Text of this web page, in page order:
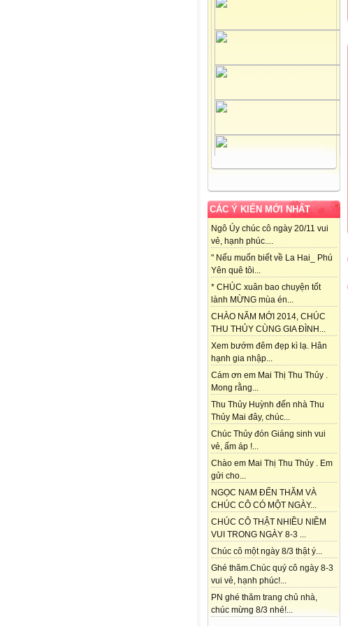
CÁC Ý KIẾN MỚI NHẤT
Ngô Úy chúc cô ngày 20/11 vui
vẻ, hạnh phúc....
" Nếu muốn biết về La Hai_ Phú
Yên quê tôi...
* CHÚC xuân bao chuyện tốt
lành MỪNG mùa én...
CHÀO NĂM MỚI 2014, CHÚC
THU THỦY CÙNG GIA ĐÌNH...
Xem bướm đêm đẹp kì lạ. Hân
hạnh gia nhập...
Cám ơn em Mai Thị Thu Thủy .
Mong rằng...
Thu Thủy Huỳnh đến nhà Thu
Thủy Mai đây, chúc...
Chúc Thủy đón Giáng sinh vui
vẻ, ấm áp !...
Chào em Mai Thị Thu Thủy . Em
gửi cho...
NGỌC NAM ĐẾN THĂM VÀ
CHÚC CÔ CÓ MỘT NGÀY...
CHÚC CÔ THẬT NHIỀU NIỀM
VUI TRONG NGÀY 8-3 ...
Chúc cô một ngày 8/3 thật ý...
Ghé thăm.Chúc quý cô ngày 8-3
vui vẻ, hạnh phúc!...
PN ghé thăm trang chủ nhà,
chúc mừng 8/3 nhé!...